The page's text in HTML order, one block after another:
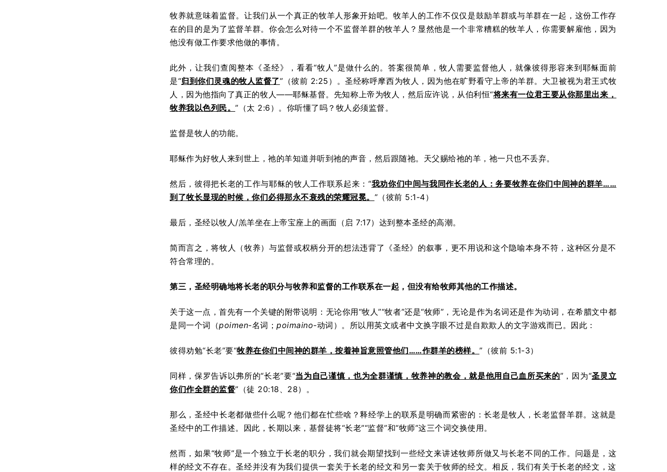
牧养就意味着监督。让我们从一个真正的牧羊人形象开始吧。牧羊人的工作不仅仅是鼓励羊群或与羊群在一起，这份工作存
在的目的是为了监督羊群。你会怎么对待一个不监督羊群的牧羊人？显然他是一个非常糟糕的牧羊人，你需要解雇他，因为
他没有做工作要求他做的事情。
此外，让我们查阅整本《圣经》，看看“牧人”是做什么的。答案很简单，牧人需要监督他人，就像彼得形容来到耶稣面前
是“归到你们灵魂的牧人监督了”（彼前 2:25）。圣经称呼摩西为牧人，因为他在旷野看守上帝的羊群。大卫被视为君王式牧
人，因为他指向了真正的牧人——耶稣基督。先知称上帝为牧人，然后应许说，从伯利恒“将来有一位君王要从你那里出来，
牧养我以色列民。 ”（太 2:6）。你听懂了吗？牧人必须监督。
监督是牧人的功能。
耶稣作为好牧人来到世上，祂的羊知道并听到祂的声音，然后跟随祂。天父赐给祂的羊，祂一只也不丢弃。
然后，彼得把长老的工作与耶稣的牧人工作联系起来：“我劝你们中间与我同作长老的人：务要牧养在你们中间神的群羊……
到了牧长显现的时候，你们必得那永不衰残的荣耀冠冕。 ”（彼前 5:1-4）
最后，圣经以牧人/羔羊坐在上帝宝座上的画面（启 7:17）达到整本圣经的高潮。
简而言之，将牧人（牧养）与监督或权柄分开的想法违背了《圣经》的叙事，更不用说和这个隐喻本身不符，这种区分是不
符合常理的。
第三，圣经明确地将长老的职分与牧养和监督的工作联系在一起，但没有给牧师其他的工作描述。
关于这一点，首先有一个关键的附带说明：无论你用“牧人”“牧者”还是“牧师”，无论是作为名词还是作为动词，在希腊文中都
是同一个词（poimen-名词； poimaino-动词）。所以用英文或者中文换字眼不过是自欺欺人的文字游戏而已。因此：
彼得劝勉“长老”要“牧养在你们中间神的群羊，按着神旨意照管他们……作群羊的榜样。 ”（彼前 5:1-3）
同样，保罗告诉以弗所的“长老”要“当为自己谨慎，也为全群谨慎， 牧养神的教会，就是他用自己血所买来的”，因为“圣灵立
你们作全群的监督”（徒 20:18、28）。
那么，圣经中长老都做些什么呢？他们都在忙些啥？释经学上的联系是明确而紧密的：长老是牧人，长老监督羊群。这就是
圣经中的工作描述。因此，长期以来，基督徒将“长老”“监督”和“牧师”这三个词交换使用。
然而，如果“牧师”是一个独立于长老的职分，我们就会期望找到一些经文来讲述牧师所做又与长老不同的工作。问题是，这
样的经文不存在。圣经并没有为我们提供一套关于长老的经文和另一套关于牧师的经文。相反，我们有关于长老的经文，这